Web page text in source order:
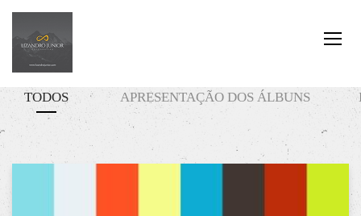
TODOS APRESENTAÇÃO DOS ÁLBUNS